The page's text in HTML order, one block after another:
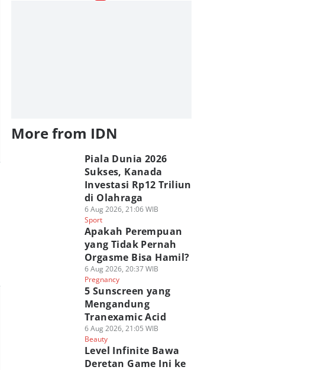
More from IDN
Piala Dunia 2026
Sukses, Kanada
Investasi Rp12 Triliun
di Olahraga
6 Aug 2026, 21:06 WIB
Sport
Apakah Perempuan
yang Tidak Pernah
Orgasme Bisa Hamil?
6 Aug 2026, 20:37 WIB
Pregnancy
5 Sunscreen yang
Mengandung
Tranexamic Acid
6 Aug 2026, 21:05 WIB
Beauty
Level Infinite Bawa
Deretan Game Ini ke